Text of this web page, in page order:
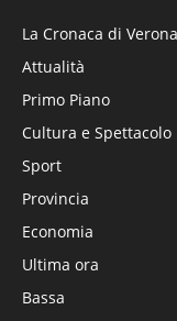
La Cronaca di Verona
Attualità
Primo Piano
Cultura e Spettacolo
Sport
Provincia
Economia
Ultima ora
Bassa